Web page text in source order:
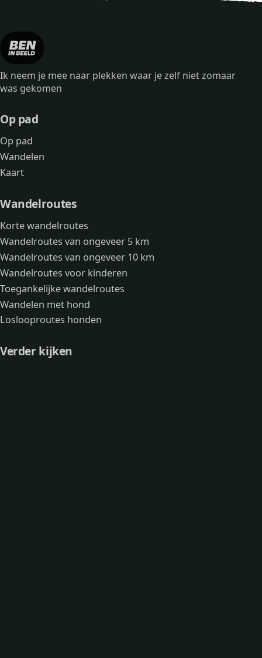
Ik neem je mee naar plekken waar je zelf niet zomaar
was gekomen
Op pad
Op pad
Wandelen
Kaart
Wandelroutes
Korte wandelroutes
Wandelroutes van ongeveer 5 km
Wandelroutes van ongeveer 10 km
Wandelroutes voor kinderen
Toegankelijke wandelroutes
Wandelen met hond
Loslooproutes honden
Verder kijken